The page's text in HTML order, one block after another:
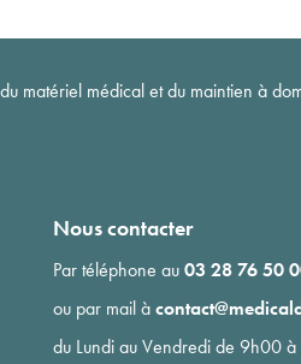
matériel médical et du maintien à
Nous contacter
Par téléphone au03 28 76 50
ou par mail à
du Lundi au Vendredi de 9h00